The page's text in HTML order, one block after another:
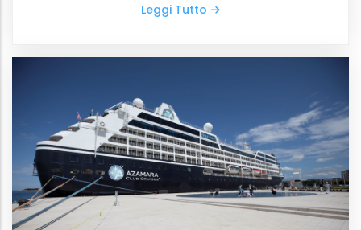
Leggi Tutto